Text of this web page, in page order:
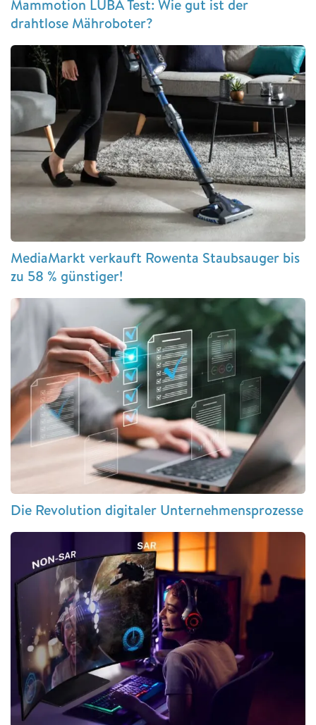
Mammotion LUBA Test: Wie gut ist der
drahtlose Mähroboter?
MediaMarkt verkauft Rowenta Staubsauger bis
zu 58 % günstiger!
Die Revolution digitaler Unternehmensprozesse